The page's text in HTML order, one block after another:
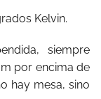
Kelvin.
siempre
por encima de
hay mesa, sino